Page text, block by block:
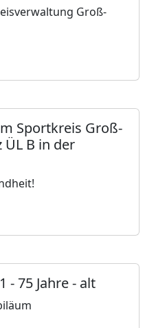
Groß-
Sportkreis Groß-
ÜL B in der
- 75 Jahre - alt